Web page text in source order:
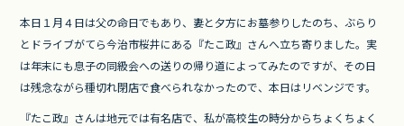
o
k
本日１月４日は父の命日でもあり、妻と夕方にお墓参りしたのち、ぶらり
とドライブがてら今治市桜井にある『たこ政』さんへ立ち寄りました。実
は年末にも息子の同級会への送りの帰り道によってみたのですが、その日
は残念ながら種切れ閉店で食べられなかったので、本日はリベンジです。
『たこ政』さんは地元では有名店で、私が高校生の時分からちょくちょく